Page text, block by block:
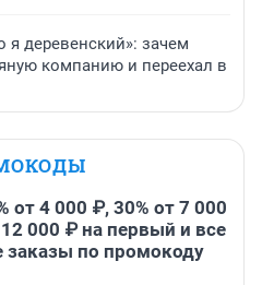
я деревенский»: зачем
компанию и переехал в
от 4 000 ₽, 30% от 7 000
000 ₽ на первый и все
заказы по промокоду